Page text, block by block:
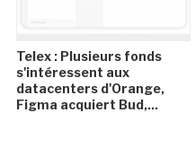
Telex : Plusieurs fonds
s'intéressent aux
datacenters d'Orange,
Figma acquiert Bud,...